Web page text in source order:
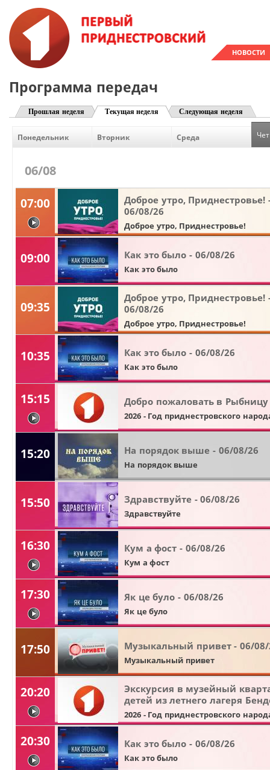
НОВОСТИ
Программа передач
Прошлая неделя Текущая неделя Следующая неделя
Понедельник Вторник Среда
06/08
07:00
видео
Доброе утро, Приднестровье!
06/08/26
Доброе утро, Приднестровье!
09:00 Как это было - 06/08/26
Как это было
09:35
Доброе утро, Приднестровье!
06/08/26
Доброе утро, Приднестровье!
10:35 Как это было - 06/08/26
Как это было
15:15
видео
Добро пожаловать в Рыбницу
2026 - Год приднестровского
15:20 На порядок выше - 06/08/26
На порядок выше
15:50 Здравствуйте - 06/08/26
Здравствуйте
16:30
видео
Кум а фост - 06/08/26
Кум а фост
17:30
видео
Як це було - 06/08/26
Як це було
17:50 Музыкальный привет - 06/08/
Музыкальный привет
20:20
видео
Экскурсия в музейный
детей из летнего лагеря
2026 - Год приднестровского
20:30
видео
Как это было - 06/08/26
Как это было